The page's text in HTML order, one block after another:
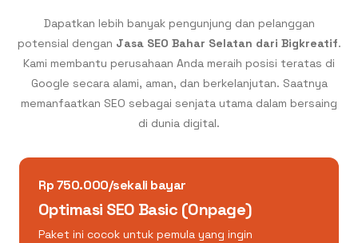
Dapatkan lebih banyak pengunjung dan pelanggan
potensial dengan Jasa SEO Bahar Selatan dari Bigkreatif.
Kami membantu perusahaan Anda meraih posisi teratas di
Google secara alami, aman, dan berkelanjutan. Saatnya
memanfaatkan SEO sebagai senjata utama dalam bersaing
di dunia digital.
Rp 750.000/sekali bayar
Optimasi SEO Basic (Onpage)
Paket ini cocok untuk pemula yang ingin